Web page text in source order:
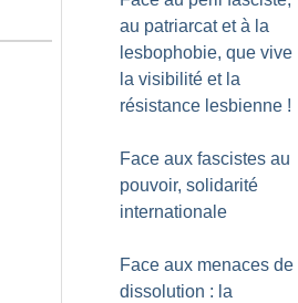
au patriarcat et à la
lesbophobie, que vive
la visibilité et la
résistance lesbienne !
Face aux fascistes au
pouvoir, solidarité
internationale
Face aux menaces de
dissolution : la